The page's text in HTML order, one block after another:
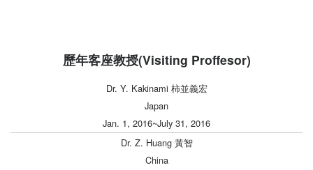
歷年客座教授(Visiting Proffesor)
Dr. Y. Kakinami 柿並義宏
Japan
Jan. 1, 2016~July 31, 2016
Dr. Z. Huang 黃智
China